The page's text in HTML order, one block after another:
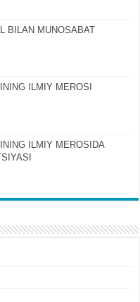
BILAN MUNOSABAT
ILMIY MEROSI
ILMIY MЕROSIDA